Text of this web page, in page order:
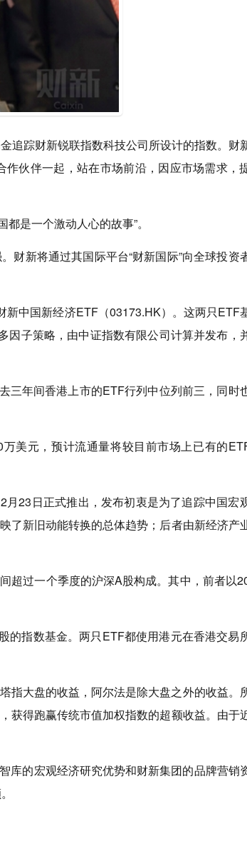
追踪财新锐联指数科技公司所设计的指数。财
伙伴一起，站在市场前沿，因应市场需求，
是一个激动人心的故事”。
财新将通过其国际平台“财新国际”向全球投资
中国新经济ETF（03173.HK）。这两只ETF
因子策略，由中证指数有限公司计算并发布，
三年间香港上市的ETF行列中位列前三，同时
美元，预计流通量将较目前市场上已有的
23日正式推出，发布初衷是为了追踪中国宏
了新旧动能转换的总体趋势；后者由新经济产
超过一个季度的沪深A股构成。其中，前者以
的指数基金。两只ETF都使用港元在香港交易
指大盘的收益，阿尔法是除大盘之外的收益。
获得跑赢传统市值加权指数的超额收益。由于
的宏观经济研究优势和财新集团的品牌营销